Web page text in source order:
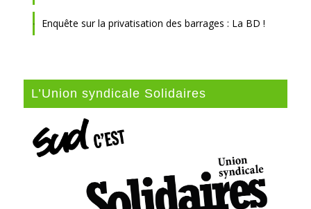
Enquête sur la privatisation des barrages : La BD !
L’Union syndicale Solidaires